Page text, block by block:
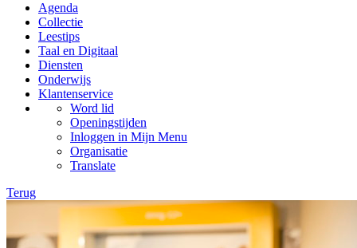
Agenda
Collectie
Leestips
Taal en Digitaal
Diensten
Onderwijs
Klantenservice
Word lid
Openingstijden
Inloggen in Mijn Menu
Organisatie
Translate
Terug